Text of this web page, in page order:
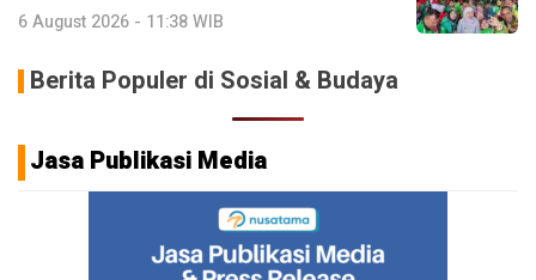
6 August 2026 - 11:38 WIB
Berita Populer di Sosial & Budaya
Jasa Publikasi Media